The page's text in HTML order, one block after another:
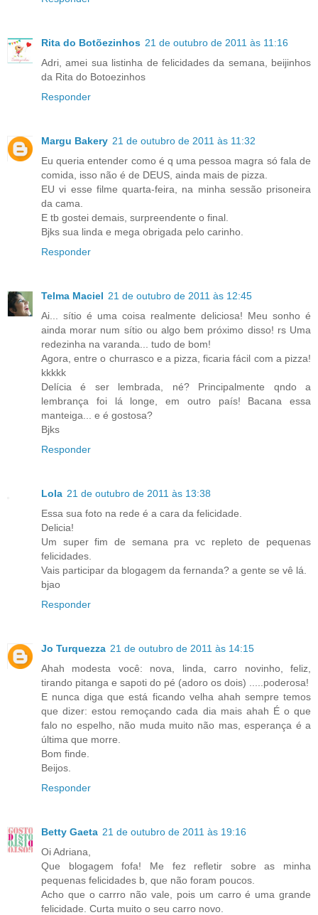
Rita do Botõezinhos 21 de outubro de 2011 às 11:16
Adri, amei sua listinha de felicidades da semana, beijinhos
da Rita do Botoezinhos
Responder
Margu Bakery 21 de outubro de 2011 às 11:32
Eu queria entender como é q uma pessoa magra só fala de
comida, isso não é de DEUS, ainda mais de pizza.
EU vi esse filme quarta-feira, na minha sessão prisoneira
da cama.
E tb gostei demais, surpreendente o final.
Bjks sua linda e mega obrigada pelo carinho.
Responder
Telma Maciel 21 de outubro de 2011 às 12:45
Ai... sítio é uma coisa realmente deliciosa! Meu sonho é
ainda morar num sítio ou algo bem próximo disso! rs Uma
redezinha na varanda... tudo de bom!
Agora, entre o churrasco e a pizza, ficaria fácil com a pizza!
kkkkk
Delícia é ser lembrada, né? Principalmente qndo a
lembrança foi lá longe, em outro país! Bacana essa
manteiga... e é gostosa?
Bjks
Responder
Lola 21 de outubro de 2011 às 13:38
Essa sua foto na rede é a cara da felicidade.
Delicia!
Um super fim de semana pra vc repleto de pequenas
felicidades.
Vais participar da blogagem da fernanda? a gente se vê lá.
bjao
Responder
Jo Turquezza 21 de outubro de 2011 às 14:15
Ahah modesta você: nova, linda, carro novinho, feliz,
tirando pitanga e sapoti do pé (adoro os dois) .....poderosa!
E nunca diga que está ficando velha ahah sempre temos
que dizer: estou remoçando cada dia mais ahah É o que
falo no espelho, não muda muito não mas, esperança é a
última que morre.
Bom finde.
Beijos.
Responder
Betty Gaeta 21 de outubro de 2011 às 19:16
Oi Adriana,
Que blogagem fofa! Me fez refletir sobre as minha
pequenas felicidades b, que não foram poucos.
Acho que o carrro não vale, pois um carro é uma grande
felicidade. Curta muito o seu carro novo.